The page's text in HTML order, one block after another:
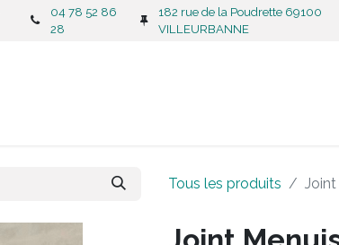
04 78 52 86
28
182 rue de la Poudrette 69100
VILLEURBANNE
Tous les produits Joint